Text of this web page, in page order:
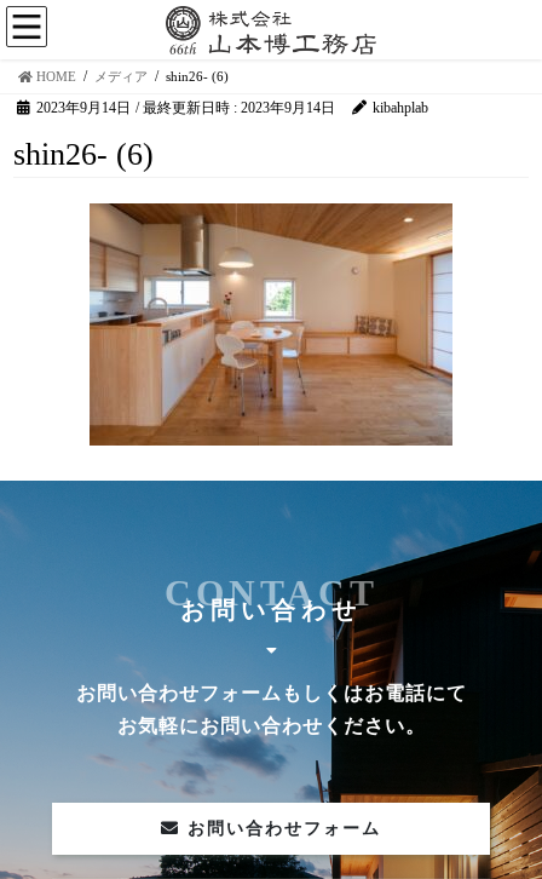
HOME メディア shin26- (6)
2023年9月14日 / 最終更新日時 :2023年9月14日 kibahplab
shin26- (6)
お問い合わせ
CONTACT
お問い合わせフォームもしくはお電話にて
お気軽にお問い合わせください。
お問い合わせフォーム